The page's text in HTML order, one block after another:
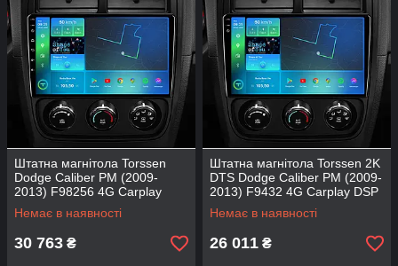
Штатна магнітола Torssen
Dodge Caliber PM (2009-
2013) F98256 4G Carplay
DSP
Немає в наявності
30 763 ₴
Штатна магнітола Torssen 2K
DTS Dodge Caliber PM (2009-
2013) F9432 4G Carplay DSP
Немає в наявності
26 011 ₴